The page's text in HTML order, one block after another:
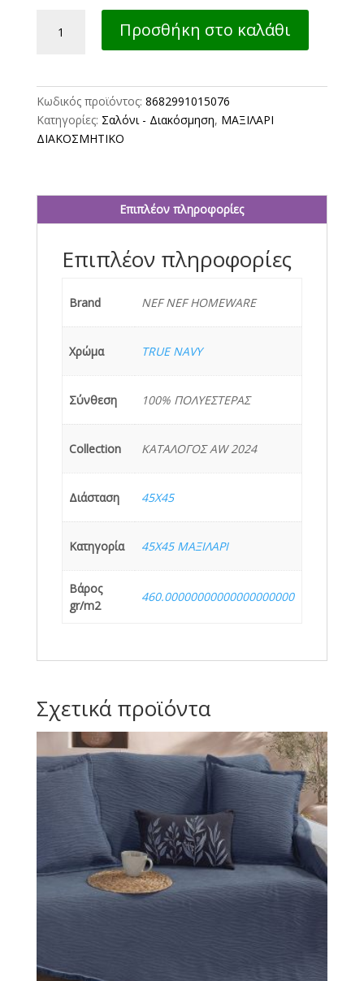
45X45
TRUE
Προσθήκη στο καλάθι
Κωδικός προϊόντος: 8682991015076
Κατηγορίες: Σαλόνι - Διακόσμηση, ΜΑΞΙΛΑΡΙ
ΔΙΑΚΟΣΜΗΤΙΚΟ
Επιπλέον πληροφορίες
Επιπλέον πληροφορίες
Brand NEF NEF HOMEWARE
Χρώμα TRUE NAVY
Σύνθεση 100% ΠΟΛΥΕΣΤΕΡΑΣ
Collection ΚΑΤΑΛΟΓΟΣ AW 2024
Διάσταση 45X45
Κατηγορία 45Χ45 ΜΑΞΙΛΑΡΙ
Βάρος
gr/m2
460.00000000000000000000
Σχετικά προϊόντα